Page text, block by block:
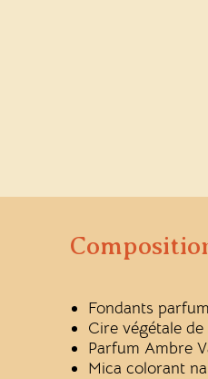
Fondants
Cire végétale
Parfum Ambre
Mica colorant